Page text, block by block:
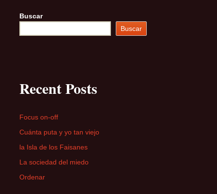
Buscar
Buscar
Recent Posts
Focus on-off
Cuánta puta y yo tan viejo
la Isla de los Faisanes
La sociedad del miedo
Ordenar